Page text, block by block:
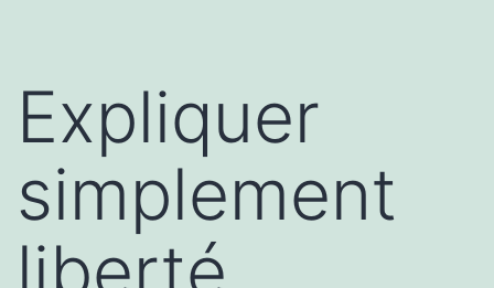
Expliquer
simplement
liberté